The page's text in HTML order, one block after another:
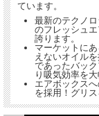
ています。
最新のテクノ
のフレッシュ
誇ります。
マーケットに
えないオイル
であったバッ
り吸気効率を
エアボックス
を採用！グリ